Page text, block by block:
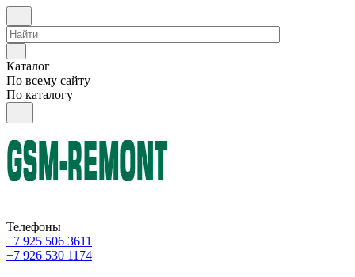
Каталог
По всему сайту
По каталогу
Телефоны
+7 925 506 3611
+7 926 530 1174